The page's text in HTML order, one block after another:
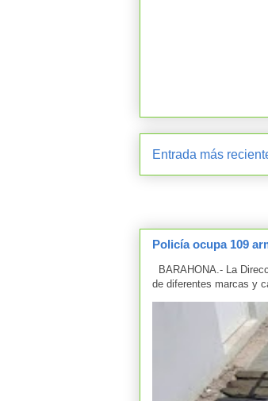
Entrada más
Policía ocupa 109
BARAHONA.- La
de diferentes marcas y